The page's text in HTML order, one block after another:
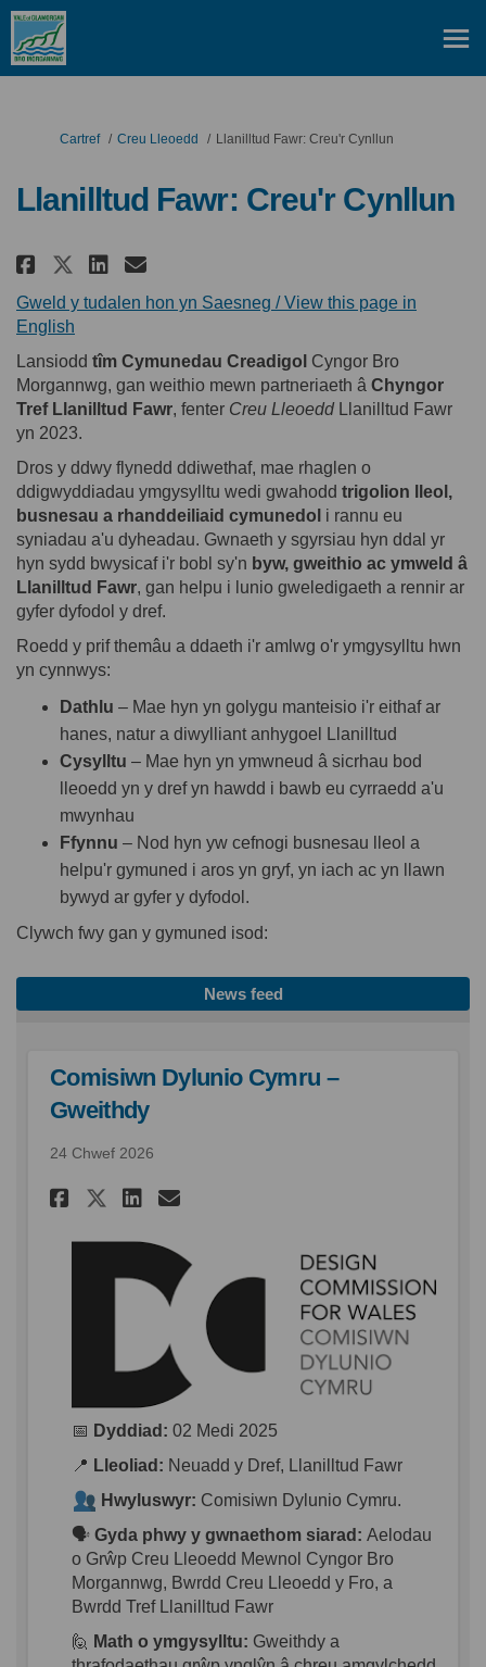
Rydych yma:
Cartref Creu Lleoedd Llanilltud Fawr: Creu'r Cynllun
Llanilltud Fawr: Creu'r Cynllun
Rhannu Llanilltud Fawr: Creu'r
Rhannu Llanilltud Fawr:
Rhannu Llanilltud Fawr:
E-bost Llanilltud Fawr:
Gweld y tudalen hon yn Saesneg / View this page in
English
Lansiodd tîm Cymunedau Creadigol Cyngor Bro
Morgannwg, gan weithio mewn partneriaeth â Chyngor
Tref Llanilltud Fawr, fenter Creu Lleoedd Llanilltud Fawr
yn 2023.
Dros y ddwy flynedd ddiwethaf, mae rhaglen o
ddigwyddiadau ymgysylltu wedi gwahodd trigolion lleol,
busnesau a rhanddeiliaid cymunedol i rannu eu
syniadau a'u dyheadau. Gwnaeth y sgyrsiau hyn ddal yr
hyn sydd bwysicaf i'r bobl sy'n byw, gweithio ac ymweld â
Llanilltud Fawr, gan helpu i lunio gweledigaeth a rennir ar
gyfer dyfodol y dref.
Roedd y prif themâu a ddaeth i'r amlwg o'r ymgysylltu hwn
yn cynnwys:
Dathlu – Mae hyn yn golygu manteisio i'r eithaf ar
hanes, natur a diwylliant anhygoel Llanilltud
Cysylltu – Mae hyn yn ymwneud â sicrhau bod
lleoedd yn y dref yn hawdd i bawb eu cyrraedd a'u
mwynhau
Ffynnu – Nod hyn yw cefnogi busnesau lleol a
helpu'r gymuned i aros yn gryf, yn iach ac yn llawn
bywyd ar gyfer y dyfodol.
Clywch fwy gan y gymuned isod:
News feed
Comisiwn Dylunio Cymru –
Gweithdy
24 Chwef 2026
Rhannu Comisiwn Dylunio
Rhannu Comisiwn
Rhannu Comisiwn
E-bost Comisiwn
📅 Dyddiad: 02 Medi 2025
📍 Lleoliad: Neuadd y Dref, Llanilltud Fawr
Hwyluswyr: Comisiwn Dylunio Cymru.
🗣️ Gyda phwy y gwnaethom siarad: Aelodau
o Grŵp Creu Lleoedd Mewnol Cyngor Bro
Morgannwg, Bwrdd Creu Lleoedd y Fro, a
Bwrdd Tref Llanilltud Fawr
🙋 Math o ymgysylltu: Gweithdy a